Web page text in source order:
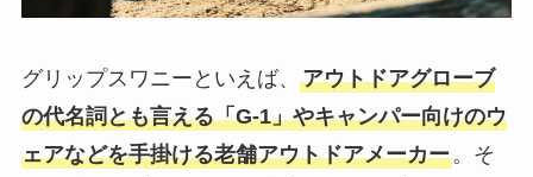
グリップスワニーといえば、 アウトドアグローブ
の代名詞とも言える「G-1」やキャンパー向けのウ
ェアなどを手掛ける老舗アウトドアメーカー。そ